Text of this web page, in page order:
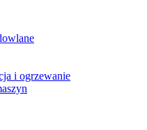
i ogrzewanie